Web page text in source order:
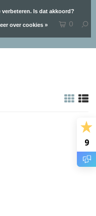
9
0
Is dat akkoord?
over cookies »